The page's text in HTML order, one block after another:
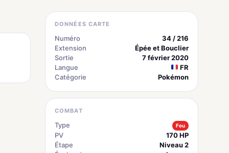
DONNÉES CARTE
Numéro
34 / 216
Extension
Épée et Bouclier
Sortie
7 février 2020
Langue
FR
Catégorie
Pokémon
COMBAT
Type Feu
PV
170 HP
Étape
Niveau 2